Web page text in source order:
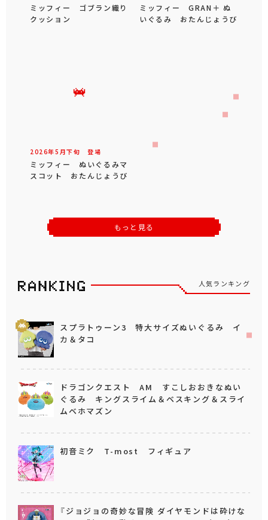
ミッフィー ゴブラン織り
クッション
ミッフィー GRAN＋ ぬ
いぐるみ おたんじょうび
2026年5 月下旬 登場
ミッフィー ぬいぐるみマ
スコット おたんじょうび
もっと見る
人気ランキング
スプラトゥーン3 特大サイズぬいぐるみ イ
カ＆タコ
ドラゴンクエスト AM すこしおおきなぬい
ぐるみ キングスライム＆ベスキング＆スライ
ムベホマズン
初音ミク T-most フィギュア
『ジョジョの奇妙な冒険 ダイヤモンドは砕けな